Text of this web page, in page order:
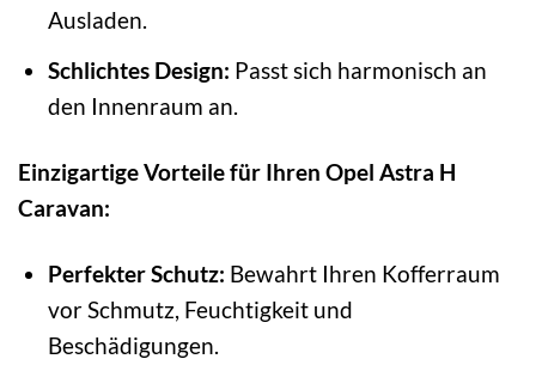
Ausladen.
Schlichtes Design: Passt sich harmonisch an
den Innenraum an.
Einzigartige Vorteile für Ihren Opel Astra H
Caravan:
Perfekter Schutz: Bewahrt Ihren Kofferraum
vor Schmutz, Feuchtigkeit und
Beschädigungen.